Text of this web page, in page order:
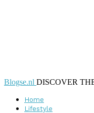
Blogse.nl DISCOVER
Home
Lifestyle